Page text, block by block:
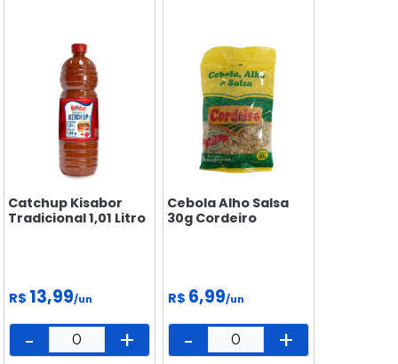
Catchup Kisabor
Tradicional 1,01 Litro
R$ 13,99/un
- +
Cebola Alho Salsa
30g Cordeiro
R$ 6,99/un
- +